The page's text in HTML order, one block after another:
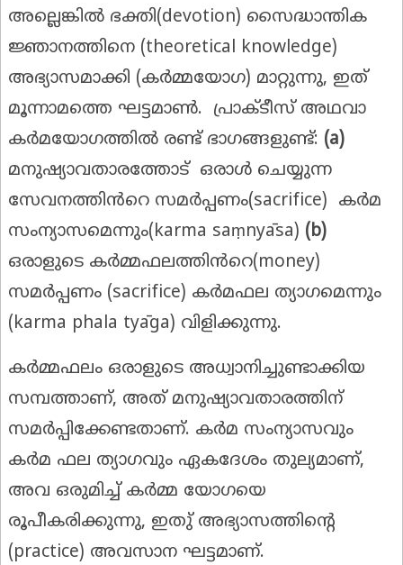
അല്ലെങ്കിൽ ഭക്തി(devotion) സൈദ്ധാന്തിക
ജ്ഞാനത്തിനെ (theoretical knowledge)
അഭ്യാസമാക്കി (കർമ്മയോഗ) മാറ്റുന്നു, ഇത്
മൂന്നാമത്തെ ഘട്ടമാൺ. പ്രാക്ടീസ് അഥവാ
കർമയോഗത്തിൽ രണ്ട് ഭാഗങ്ങളുണ്ട്: (a)
മനുഷ്യാവതാരത്തോട് ഒരാൾ ചെയ്യുന്ന
സേവനത്തിൻറെ സമർപ്പണം(sacrifice) കർമ
സംന്യാസമെന്നും(karma saṃnyāsa) (b)
ഒരാളുടെ കർമ്മഫലത്തിൻറെ(money)
സമർപ്പണം (sacrifice) കർമഫല ത്യാഗമെന്നും
(karma phala tyāga) വിളിക്കുന്നു.
കർമ്മഫലം ഒരാളുടെ അധ്വാനിച്ചുണ്ടാക്കിയ
സമ്പത്താണ്, അത് മനുഷ്യാവതാരത്തിന്
സമർപ്പിക്കേണ്ടതാണ്. കർമ സംന്യാസവും
കർമ ഫല ത്യാഗവും ഏകദേശം തുല്യമാണ്,
അവ ഒരുമിച്ച് കർമ്മ യോഗയെ
രൂപീകരിക്കുന്നു, ഇതു് അഭ്യാസത്തിന്റെ
(practice) അവസാന ഘട്ടമാണ്.